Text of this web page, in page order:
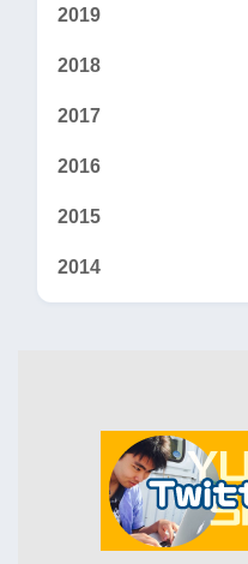
2019
2018
2017
2016
2015
2014